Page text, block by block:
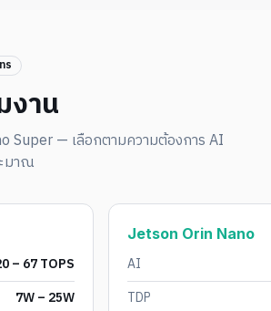
งาน
Super — เลือกตามความต้องการ AI
มาณ
– 67 TOPS
7W – 25W
Jetson Orin Nano
AI
TDP